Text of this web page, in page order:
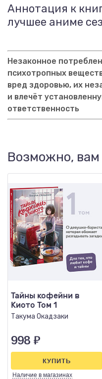
Аннотация к
лучшее аниме
Незаконное
психотропных
вред здоровью, их
и влечёт
ответственность
Возможно, вам
Тайны кофейни в
Киото Том 1
Такума Окадзаки
998 ₽
Наличие в магазинах
КУПИТЬ